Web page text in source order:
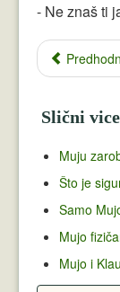
- Ne znaš ti
Slični
Muju
Što je
Samo
Mujo
Mujo i